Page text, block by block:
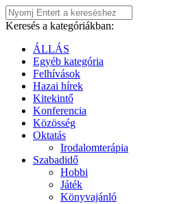
Keresés a kategóriákban:
ÁLLÁS
Egyéb kategória
Felhívások
Hazai hírek
Kitekintő
Konferencia
Közösség
Oktatás
Irodalomterápia
Szabadidő
Hobbi
Játék
Könyvajánló